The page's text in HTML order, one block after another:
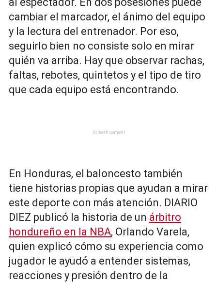
cambiar el marcador, el ánimo del equipo
y la lectura del entrenador. Por eso,
seguirlo bien no consiste solo en mirar
quién va arriba. Hay que observar rachas,
faltas, rebotes, quintetos y el tipo de tiro
que cada equipo está encontrando.
En Honduras, el baloncesto también
tiene historias propias que ayudan a mirar
este deporte con más atención. DIARIO
DIEZ publicó la historia de un árbitro
hondureño en la NBA, Orlando Varela,
quien explicó cómo su experiencia como
jugador le ayudó a entender sistemas,
reacciones y presión dentro de la